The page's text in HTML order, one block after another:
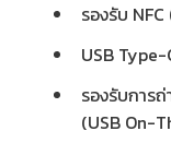
รองรับ
USB Type-
รองรับการ
(USB On-